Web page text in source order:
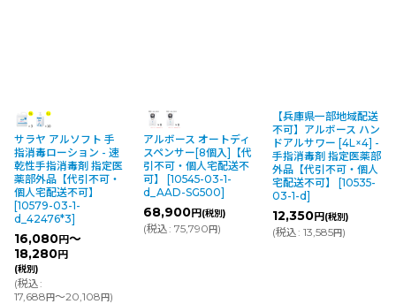
サラヤ アルソフト 手
指消毒ローション - 速
乾性手指消毒剤 指定医
薬部外品【代引不可・
個人宅配送不可】
[10579-03-1-
d_42476*3]
16,080円～
18,280円
(税別)
(税込:
17,688円～20,108円)
アルボース オートディ
スペンサー[8個入]【代
引不可・個人宅配送不
可】
[10545-03-1-
d_AAD-SG500]
68,900円 (税別)
(税込: 75,790円)
【兵庫県一部地域配送
不可】アルボース ハン
ドアルサワー [4L×4] -
手指消毒剤 指定医薬部
外品【代引不可・個人
宅配送不可】
[10535-
03-1-d]
12,350円(税別)
(税込: 13,585円)